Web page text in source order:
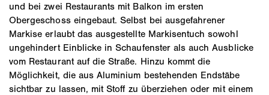
und bei zwei Restaurants mit Balkon im ersten
Obergeschoss eingebaut. Selbst bei ausgefahrener
Markise erlaubt das ausgestellte Markisentuch sowohl
ungehindert Einblicke in Schaufenster als auch Ausblicke
vom Restaurant auf die Straße. Hinzu kommt die
Möglichkeit, die aus Aluminium bestehenden Endstäbe
sichtbar zu lassen, mit Stoff zu überziehen oder mit einem